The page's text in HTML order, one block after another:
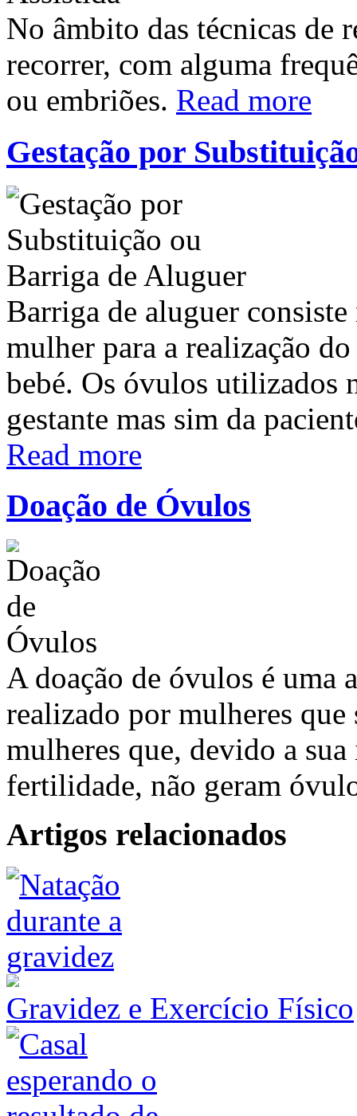
No âmbito das técnicas de
recorrer, com alguma
ou embriões. Read more
Gestação por
Barriga de aluguer
mulher para a realização
bebé. Os óvulos utilizados
gestante mas sim da
Read more
Doação de Óvulos
A doação de óvulos é uma
realizado por mulheres
mulheres que, devido a
fertilidade, não geram
Artigos relacionados
Gravidez e Exercício Físico